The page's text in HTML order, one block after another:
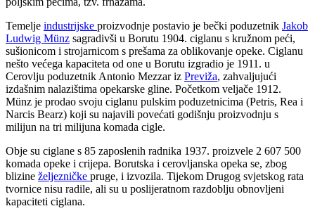
Temelje industrijske proizvodnje postavio je bečki poduzetnik Jakob
Ludwig Münz sagradivši u Borutu 1904. ciglanu s kružnom peći,
sušionicom i strojarnicom s prešama za oblikovanje opeke. Ciglanu
nešto većega kapaciteta od one u Borutu izgradio je 1911. u
Cerovlju poduzetnik Antonio Mezzar iz Previža, zahvaljujući
izdašnim nalazištima opekarske gline. Početkom veljače 1912.
Münz je prodao svoju ciglanu pulskim poduzetnicima (Petris, Rea i
Narcis Bearz) koji su najavili povećati godišnju proizvodnju s
milijun na tri milijuna komada cigle.
Obje su ciglane s 85 zaposlenih radnika 1937. proizvele 2 607 500
komada opeke i crijepa. Borutska i cerovljanska opeka se, zbog
blizine željezničke pruge, i izvozila. Tijekom Drugog svjetskog rata
tvornice nisu radile, ali su u poslijeratnom razdoblju obnovljeni
kapaciteti ciglana.